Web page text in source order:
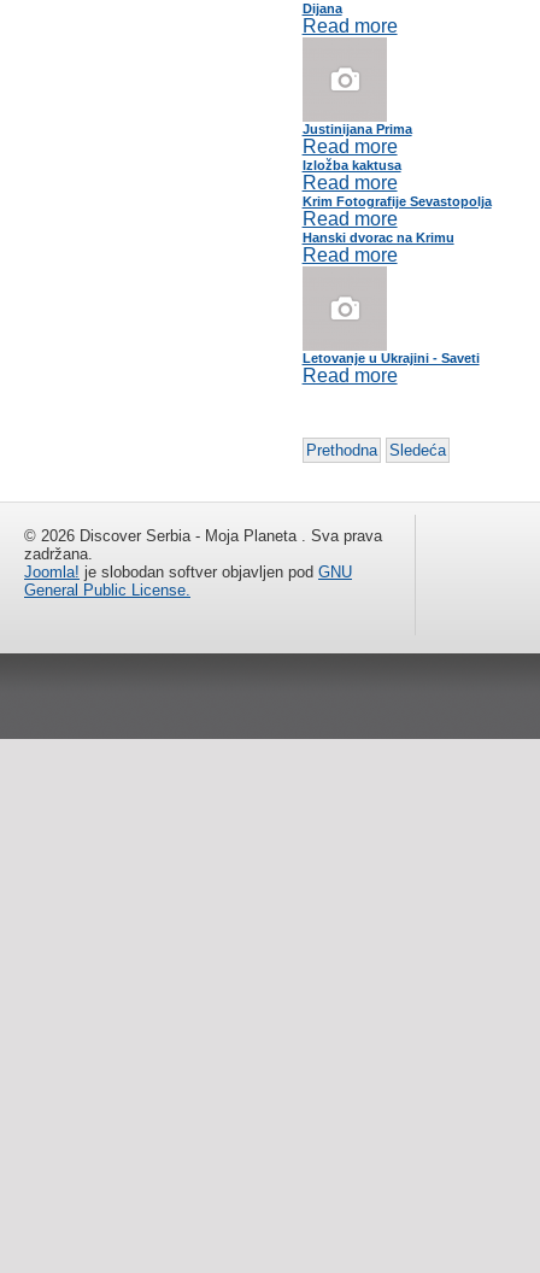
Dijana
Read more
Justinijana Prima
Read more
Izložba kaktusa
Read more
Krim Fotografije Sevastopolja
Read more
Hanski dvorac na Krimu
Read more
Letovanje u Ukrajini - Saveti
Read more
Prethodna Sledeća
© 2026 Discover Serbia - Moja Planeta . Sva prava
zadržana.
Joomla! je slobodan softver objavljen pod GNU
General Public License.